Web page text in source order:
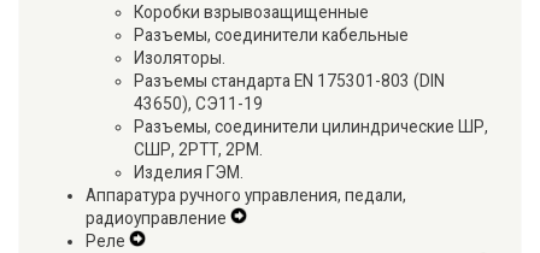
Коробки взрывозащищенные
Разъемы, соединители кабельные
Изоляторы.
Разъемы стандарта EN 175301-803 (DIN
43650), СЭ11-19
Разъемы, соединители цилиндрические ШР,
СШР, 2РТТ, 2РМ.
Изделия ГЭМ.
Аппаратура ручного управления, педали,
радиоуправление
Реле